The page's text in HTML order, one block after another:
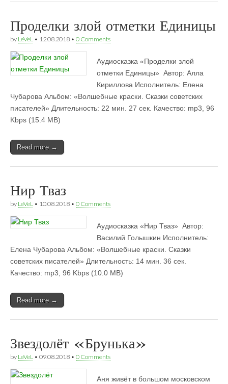
Проделки злой отметки Единицы
by LeVeL • 12.08.2018 • 0 Comments
Аудиосказка «Проделки злой
отметки Единицы»  Автор: Алла
Кириллова Исполнитель: Елена
Чубарова Альбом: «Волшебные краски. Сказки советских
писателей» Длительность: 22 мин. 27 сек. Качество: mp3, 96
Kbps (15.4 MB)
Read more →
Нир Тваз
by LeVeL • 10.08.2018 • 0 Comments
Аудиосказка «Нир Тваз»  Автор:
Василий Голышкин Исполнитель:
Елена Чубарова Альбом: «Волшебные краски. Сказки
советских писателей» Длительность: 14 мин. 36 сек.
Качество: mp3, 96 Kbps (10.0 MB)
Read more →
Звездолёт «Брунька»
by LeVeL • 09.08.2018 • 0 Comments
Аня живёт в большом московском